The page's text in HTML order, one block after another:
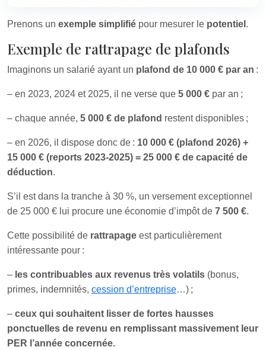
Prenons un exemple simplifié pour mesurer le potentiel .
Exemple de rattrapage de plafonds
Imaginons un salarié ayant un plafond de 10 000 € par an :
– en 2023, 2024 et 2025, il ne verse que 5 000 € par an ;
– chaque année, 5 000 € de plafond restent disponibles ;
– en 2026, il dispose donc de : 10 000 € (plafond 2026) +
15 000 € (reports 2023-2025) = 25 000 € de capacité de
déduction.
S’il est dans la tranche à 30 %, un versement exceptionnel
de 25 000 € lui procure une économie d’impôt de 7 500 €.
Cette possibilité de rattrapage est particulièrement
intéressante pour :
– les contribuables aux revenus très volatils (bonus,
primes, indemnités, cession d’entreprise…) ;
– ceux qui souhaitent lisser de fortes hausses
ponctuelles de revenu en remplissant massivement leur
PER l’année concernée.